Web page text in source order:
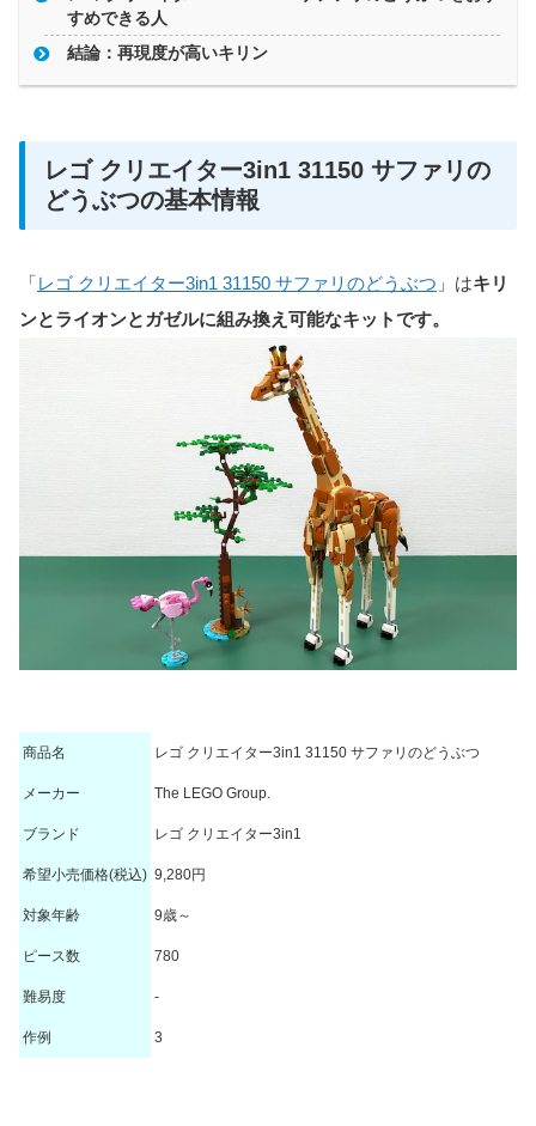
すめできる人
結論：再現度が高いキリン
レゴ クリエイター3in1 31150 サファリの
どうぶつの基本情報
「レゴ クリエイター3in1 31150 サファリのどうぶつ 」はキリ
ンとライオンとガゼルに組み換え可能なキットです。
商品名 レゴ クリエイター3in1 31150 サファリのどうぶつ
メーカー The LEGO Group.
ブランド レゴ クリエイター3in1
希望小売価格(税込) 9,280円
対象年齢 9歳～
ピース数 780
難易度 -
作例 3